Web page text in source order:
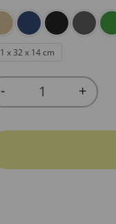
x 32 x 14 cm
Quantity
- +